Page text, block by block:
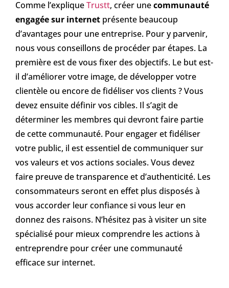
Comme l’expliqueTrustt, créer unecommunauté
engagée sur internet présente beaucoup
d’avantages pour une entreprise. Pour y parvenir,
nous vous conseillons de procéder par étapes. La
première est de vous fixer des objectifs. Le but est-
il d’améliorer votre image, de développer votre
clientèle ou encore de fidéliser vos clients ? Vous
devez ensuite définir vos cibles. Il s’agit de
déterminer les membres qui devront faire partie
de cette communauté. Pour engager et fidéliser
votre public, il est essentiel de communiquer sur
vos valeurs et vos actions sociales. Vous devez
faire preuve de transparence et d’authenticité. Les
consommateurs seront en effet plus disposés à
vous accorder leur confiance si vous leur en
donnez des raisons. N’hésitez pas à visiter un site
spécialisé pour mieux comprendre les actions à
entreprendre pour créer une communauté
efficace sur internet.